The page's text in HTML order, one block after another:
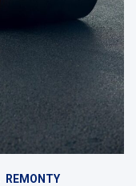
REMONTY